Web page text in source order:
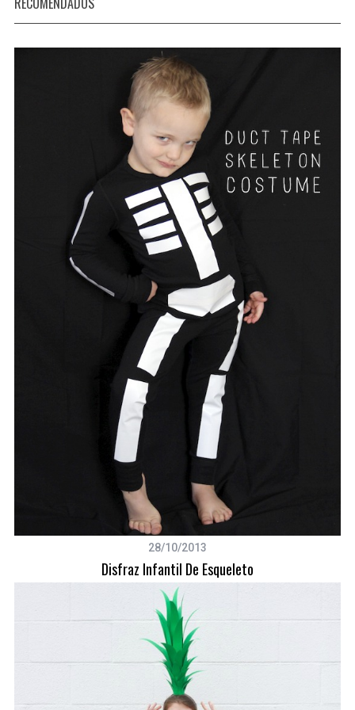
28/10/2013
Disfraz Infantil De Esqueleto